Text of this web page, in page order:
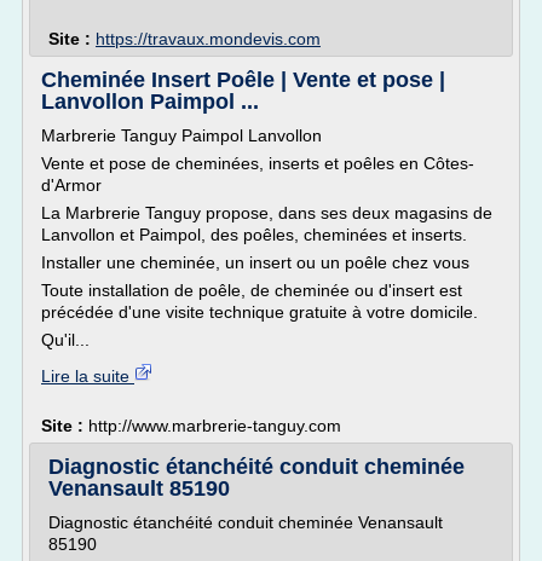
Site : https://travaux.mondevis.com
Cheminée Insert Poêle | Vente et pose |
Lanvollon Paimpol ...
Marbrerie Tanguy Paimpol Lanvollon
Vente et pose de cheminées, inserts et poêles en Côtes-
d'Armor
La Marbrerie Tanguy propose, dans ses deux magasins de
Lanvollon et Paimpol, des poêles, cheminées et inserts.
Installer une cheminée, un insert ou un poêle chez vous
Toute installation de poêle, de cheminée ou d'insert est
précédée d'une visite technique gratuite à votre domicile.
Qu'il...
Lire la suite
Site : http://www.marbrerie-tanguy.com
Diagnostic étanchéité conduit cheminée
Venansault 85190
Diagnostic étanchéité conduit cheminée Venansault
85190